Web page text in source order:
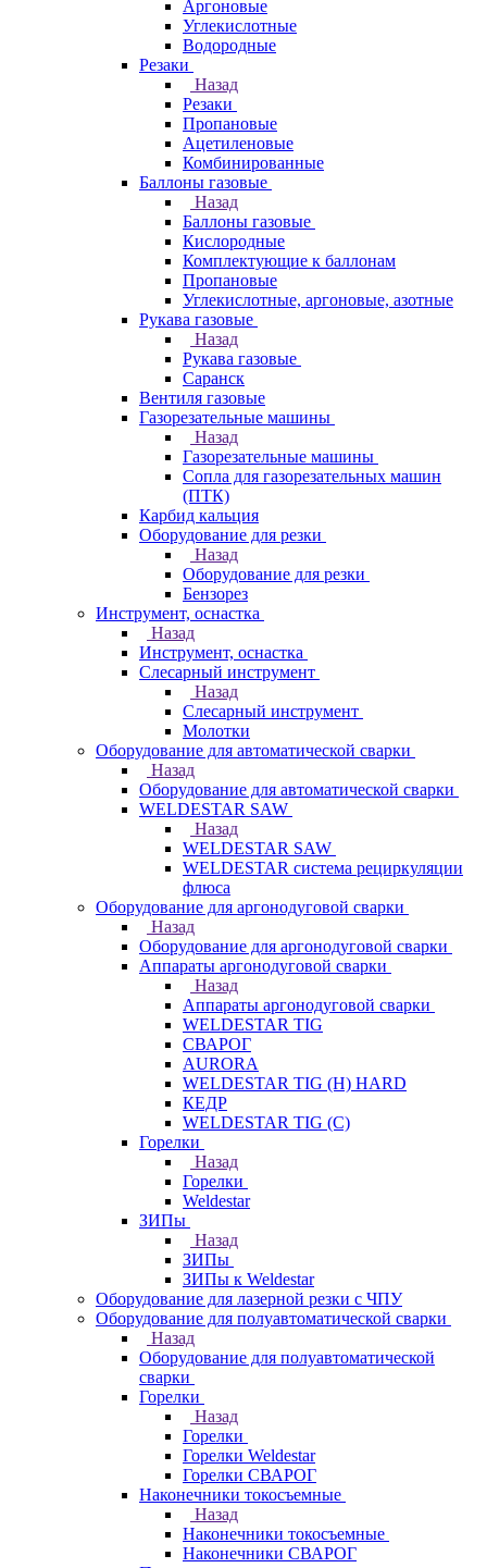
Аргоновые
Углекислотные
Водородные
Резаки
Назад
Резаки
Пропановые
Ацетиленовые
Комбинированные
Баллоны газовые
Назад
Баллоны газовые
Кислородные
Комплектующие к баллонам
Пропановые
Углекислотные, аргоновые, азотные
Рукава газовые
Назад
Рукава газовые
Саранск
Вентиля газовые
Газорезательные машины
Назад
Газорезательные машины
Сопла для газорезательных машин
(ПТК)
Карбид кальция
Оборудование для резки
Назад
Оборудование для резки
Бензорез
Инструмент, оснастка
Назад
Инструмент, оснастка
Слесарный инструмент
Назад
Слесарный инструмент
Молотки
Оборудование для автоматической сварки
Назад
Оборудование для автоматической сварки
WELDESTAR SAW
Назад
WELDESTAR SAW
WELDESTAR система рециркуляции
флюса
Оборудование для аргонодуговой сварки
Назад
Оборудование для аргонодуговой сварки
Аппараты аргонодуговой сварки
Назад
Аппараты аргонодуговой сварки
WELDESTAR TIG
СВАРОГ
AURORA
WELDESTAR TIG (H) HARD
КЕДР
WELDESTAR TIG (С)
Горелки
Назад
Горелки
Weldestar
ЗИПы
Назад
ЗИПы
ЗИПы к Weldestar
Оборудование для лазерной резки с ЧПУ
Оборудование для полуавтоматической сварки
Назад
Оборудование для полуавтоматической
сварки
Горелки
Назад
Горелки
Горелки Weldestar
Горелки СВАРОГ
Наконечники токосъемные
Назад
Наконечники токосъемные
Наконечники СВАРОГ